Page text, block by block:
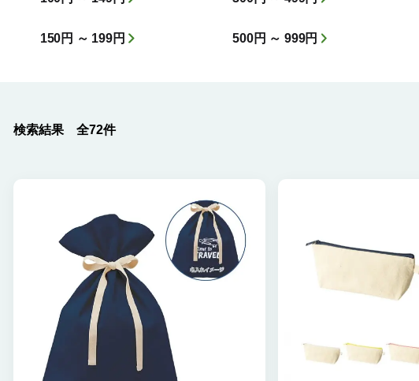
150円 ～ 199円 500円 ～ 999円
検索結果 全72件